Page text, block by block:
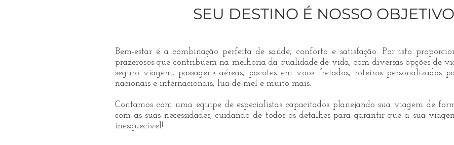
SEU DESTINO É NOSSO OBJETIVO
Bem-estar é a combinação perfeita de saúde, conforto e satisfação. Por isto
prazerosos que contribuem na melhoria da qualidade de vida, com diversas opções de
seguro viagem, passagens aéreas, pacotes em voos fretados, roteiros personalizados
nacionais e internacionais, lua-de-mel e muito mais.
Contamos com uma equipe de especialistas capacitados planejando sua viagem de
com as suas necessidades, cuidando de todos os detalhes para garantir que a sua
inesquecível!